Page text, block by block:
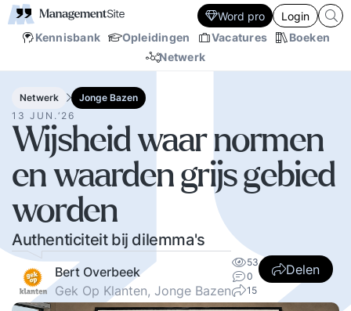
Kennisbank Opleidingen Vacatures
Boeken
Netwerk
Word pro Login
Netwerk
Jonge Bazen
13 JUN.‘26
Wijsheid waar normen
en waarden grijs gebied
worden
Authenticiteit bij dilemma's
Bert Overbeek
Gek Op Klanten, Jonge Bazen
53
0
15
Delen